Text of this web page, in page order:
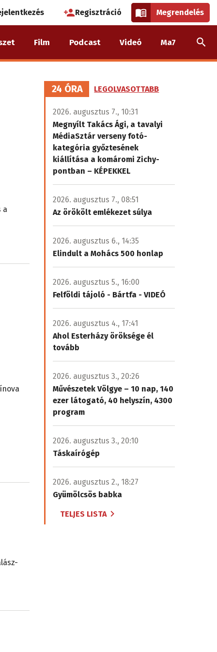
Regisztráció Megrendelés
Film Podcast Videó Ma7
a
24 ÓRA LEGOLVASOTTABB
2026. augusztus 7., 10:31
Megnyílt Takács Ági, a tavalyi
MédiaSztár verseny fotó-
kategória győztesének
kiállítása a komáromi Zichy-
pontban – KÉPEKKEL
2026. augusztus 7., 08:51
Az örökölt emlékezet súlya
2026. augusztus 6., 14:35
Elindult a Mohács 500 honlap
2026. augusztus 5., 16:00
Felföldi tájoló - Bártfa - VIDEÓ
2026. augusztus 4., 17:41
Ahol Esterházy öröksége él
tovább
2026. augusztus 3., 20:26
Művészetek Völgye – 10 nap, 140
ezer látogató, 40 helyszín, 4300
program
2026. augusztus 3., 20:10
Táskaírógép
2026. augusztus 2., 18:27
Gyümölcsös babka
TELJES LISTA